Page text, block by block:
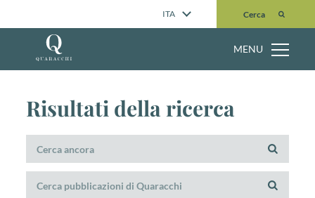
ITA Cerca
Cerca
MENU
Risultati della ricerca